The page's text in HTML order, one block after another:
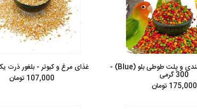
غذای عروس هلندی و پلت طوطی بلو (Blue) -
300 گرمی
175,000 تومان
غذای مرغ و کبوتر - بلغور ذرت
107,000 تومان